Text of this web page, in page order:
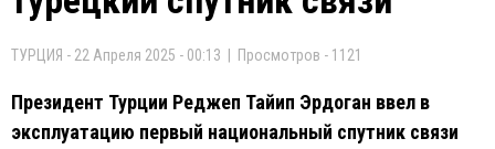
ТУРЦИЯ - 22 Апреля 2025 - 00:13 | Просмотров - 1121
Президент Турции Реджеп Тайип Эрдоган ввел в
эксплуатацию первый национальный спутник связи